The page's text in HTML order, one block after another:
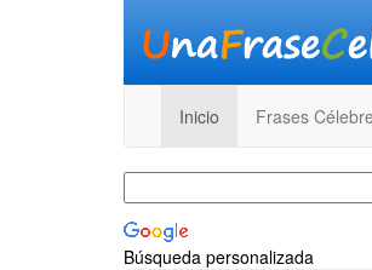
Inicio Frases
Búsqueda personalizada